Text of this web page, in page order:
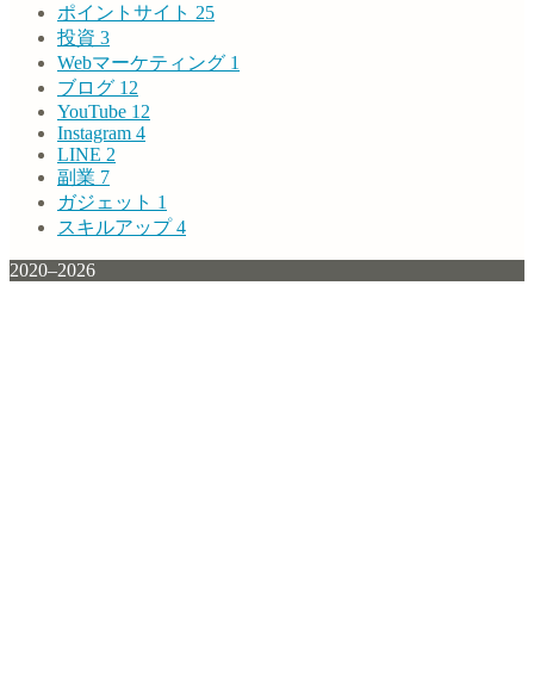
ポイントサイト 25
投資 3
Webマーケティング 1
ブログ 12
YouTube 12
Instagram 4
LINE 2
副業 7
ガジェット 1
スキルアップ4
2020–2026